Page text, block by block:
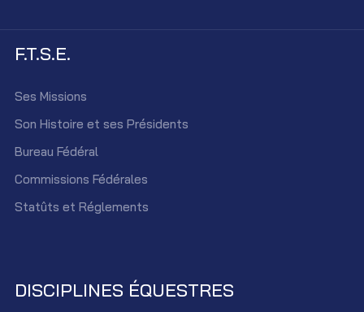
F.T.S.E.
Ses Missions
Son Histoire et ses Présidents
Bureau Fédéral
Commissions Fédérales
Statûts et Réglements
DISCIPLINES ÉQUESTRES